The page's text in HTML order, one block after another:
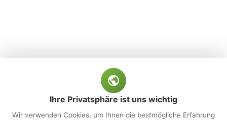
Ihre Privatsphäre ist uns wichtig
Wir verwenden Cookies, um Ihnen die bestmögliche Erfahrung